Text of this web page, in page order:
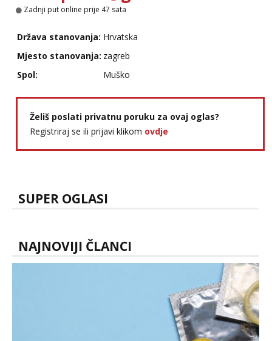
tel:0,93€ - mob:1,12€ min
Obavijesti me kada se oslobodi
Ivančica
tel:0,93€ - mob:1,12€ min
Anđela
Tel:064/677-677- Kod: #142
Zadnji put online prije 47 sata
Država stanovanja: Hrvatska
Mjesto stanovanja: zagreb
Spol:
Muško
Želiš poslati privatnu poruku za ovaj oglas?
Registriraj se ili prijavi klikom ovdje
SUPER OGLASI
NAJNOVIJI ČLANCI